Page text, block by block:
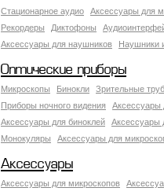
Стационарное аудио Аксессуары для
Рекордеры
Диктофоны
Аксессуары для наушников
Наушники
Оптические приборы
Микроскопы Бинокли Зрительные
Приборы ночного видения
Аксессуары
Аксессуары для биноклей
Аксессуары
Монокуляры
Аксессуары для
Аксессуары
Аксессуары для микроскопов